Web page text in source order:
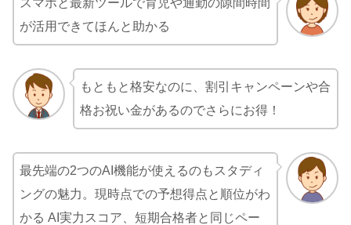
スマホと最新ツールで育児や通勤の隙間時間
が活用できてほんと助かる
もともと格安なのに、割引キャンペーンや合
格お祝い金があるのでさらにお得！
最先端の2つのAI機能が使えるのもスタディ
ングの魅力。現時点での予想得点と順位がわ
かる AI実力スコア、短期合格者と同じペー